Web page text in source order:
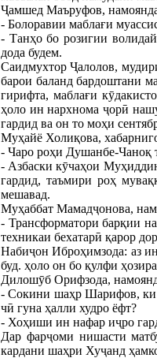
Ҷамшед Маъруфов,
- Болоравии маблағи
- Танҳо бо розигии
дода будем.
Саидмухтор Ҷалолов,
барои баланд бардоштани
гирифта, маблағи
ҳоло ин нархнома ҷорӣ
гардид ва он то моҳи
Муҳайё Холиқова,
- Чаро роҳи Душанбе-Чаноқ
- Азбаски кӯчаҳои
гардид, таъмири роҳ
мешавад.
Муҳаббат Мамадҷонова,
- Трансформатори барқии
техникаи бехатарӣ қарор
Набиҷон Иброҳимзода: аз
буд. ҳоло он бо қулфи
Дилошӯб Орифзода,
- Сокини шаҳр Шарифов, ки
чӣ гуна ҳалли худро ёфт?
- Хоҳиши ин нафар иҷро
Дар фарҷоми нишасти
кардани шаҳри Хуҷанд